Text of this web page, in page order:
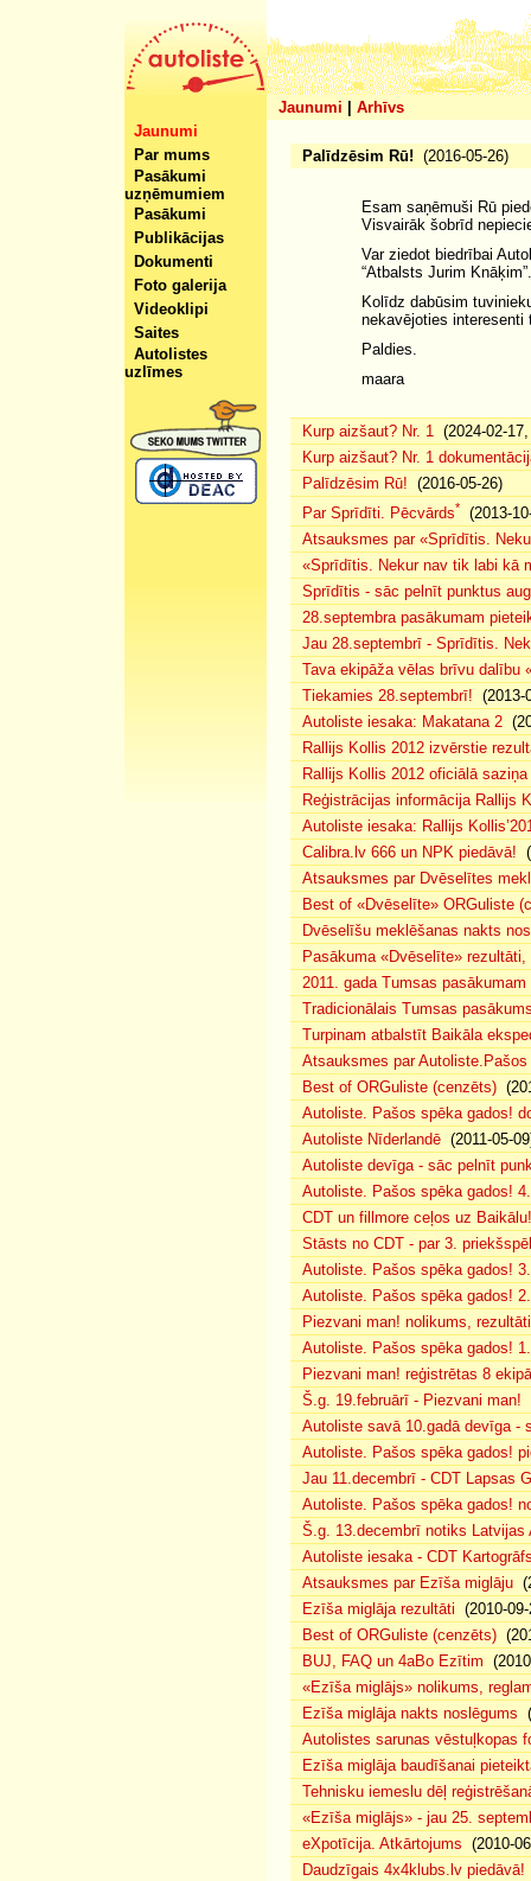
Jaunumi
Arhīvs
Jaunumi
Par mums
Pasākumi
uzņēmumiem
Pasākumi
Publikācijas
Dokumenti
Foto galerija
Videoklipi
Saites
Autolistes
uzlīmes
Palīdzēsim Rū! (2016-05-26)
Esam saņēmuši Rū
Visvairāk šobrīd
Var ziedot biedrībai
“Atbalsts Jurim Knāķim”.
Kolīdz dabūsim
nekavējoties interesenti
Paldies.
maara
Kurp aizšaut? Nr. 1 (2024-02-
Kurp aizšaut? Nr. 1
Palīdzēsim Rū! (2016-05-26)
Par Sprīdīti. Pēcvārds*
(2013-
Atsauksmes par «Sprīdītis.
«Sprīdītis. Nekur nav tik labi kā
Sprīdītis - sāc pelnīt punktus
28.septembra pasākumam
Jau 28.septembrī - Sprīdītis.
Tava ekipāža vēlas brīvu dalību
Tiekamies 28.septembrī! (2013-
Autoliste iesaka: Makatana 2
Rallijs Kollis 2012 izvērstie
Rallijs Kollis 2012 oficiālā saziņa
Reģistrācijas informācija Rallijs
Autoliste iesaka: Rallijs
Calibra.lv 666 un NPK piedāvā!
Atsauksmes par Dvēselītes
Best of «Dvēselīte» ORGuliste
Dvēselīšu meklēšanas nakts
Pasākuma «Dvēselīte»
2011. gada Tumsas
Tradicionālais Tumsas
Turpinam atbalstīt Baikāla
Atsauksmes par
Best of ORGuliste (cenzēts)
Autoliste. Pašos spēka gados!
Autoliste Nīderlandē (2011-05-
Autoliste devīga - sāc pelnīt
Autoliste. Pašos spēka gados!
CDT un fillmore ceļos uz Baikālu!
Stāsts no CDT - par 3.
Autoliste. Pašos spēka gados!
Autoliste. Pašos spēka gados!
Piezvani man! nolikums,
Autoliste. Pašos spēka gados!
Piezvani man! reģistrētas 8
Š.g. 19.februārī - Piezvani man!
Autoliste savā 10.gadā devīga -
Autoliste. Pašos spēka gados!
Jau 11.decembrī - CDT Lapsas
Autoliste. Pašos spēka gados!
Š.g. 13.decembrī notiks Latvijas
Autoliste iesaka - CDT
Atsauksmes par Ezīša miglāju
Ezīša miglāja rezultāti (2010-
Best of ORGuliste (cenzēts)
BUJ, FAQ un 4aBo Ezītim
«Ezīša miglājs» nolikums,
Ezīša miglāja nakts noslēgums
Autolistes sarunas vēstuļkopas
Ezīša miglāja baudīšanai
Tehnisku iemeslu dēļ
«Ezīša miglājs» - jau 25.
eXpotīcija. Atkārtojums (2010-
Daudzīgais 4x4klubs.lv piedāvā!